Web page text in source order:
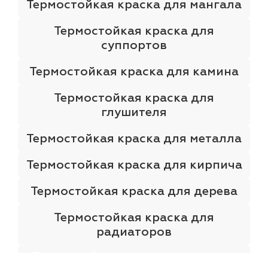
Термостойкая краска для мангала
Термостойкая краска для
суппортов
Термостойкая краска для камина
Термостойкая краска для
глушителя
Термостойкая краска для металла
Термостойкая краска для кирпича
Термостойкая краска для дерева
Термостойкая краска для
радиаторов